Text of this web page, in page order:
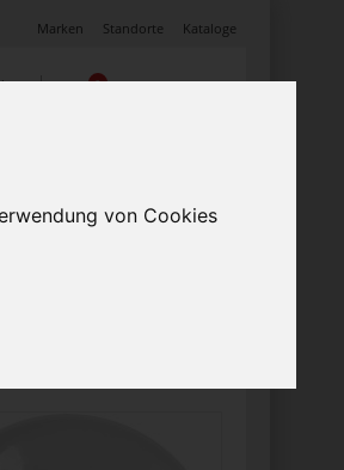
von Cookies
Marken Standorte Kataloge
0